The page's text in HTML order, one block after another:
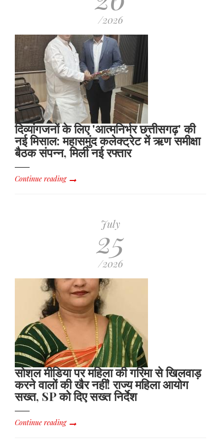
/2026
दिव्यांगजनों के लिए 'आत्मनिर्भर छत्तीसगढ़' की
नई मिसाल: महासमुंद कलेक्ट्रेट में ऋण समीक्षा
बैठक संपन्न, मिली नई रफ्तार
Continue reading
July
25
/2026
सोशल मीडिया पर महिला की गरिमा से खिलवाड़
करने वालों की खैर नहीं! राज्य महिला आयोग
सख्त, SP को दिए सख्त निर्देश
Continue reading